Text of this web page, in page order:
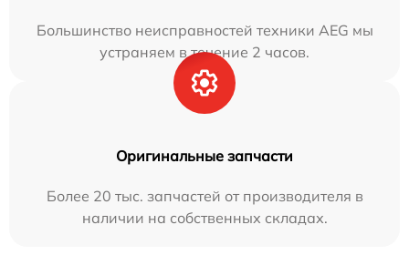
Большинство неисправностей техники AEG мы
устраняем в течение 2 часов.
Оригинальные запчасти
Более 20 тыс. запчастей от производителя в
наличии на собственных складах.